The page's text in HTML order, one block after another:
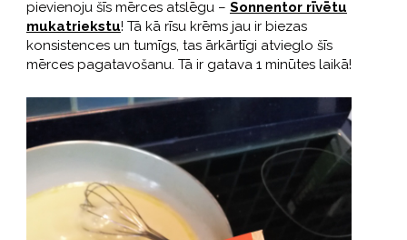
pievienoju šīs mērces atslēgu – Sonnentor rīvētu
mukatriekstu! Tā kā rīsu krēms jau ir biezas
konsistences un tumīgs, tas ārkārtīgi atvieglo šīs
mērces pagatavošanu. Tā ir gatava 1 minūtes laikā!